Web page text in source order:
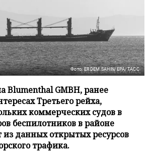
Фото: ERDEM SAHIN/EPA/ТАСС
Blumenthal GMBH, ранее
Третьего рейха,
коммерческих судов в
беспилотников в районе
из данных открытых ресурсов
трафика.